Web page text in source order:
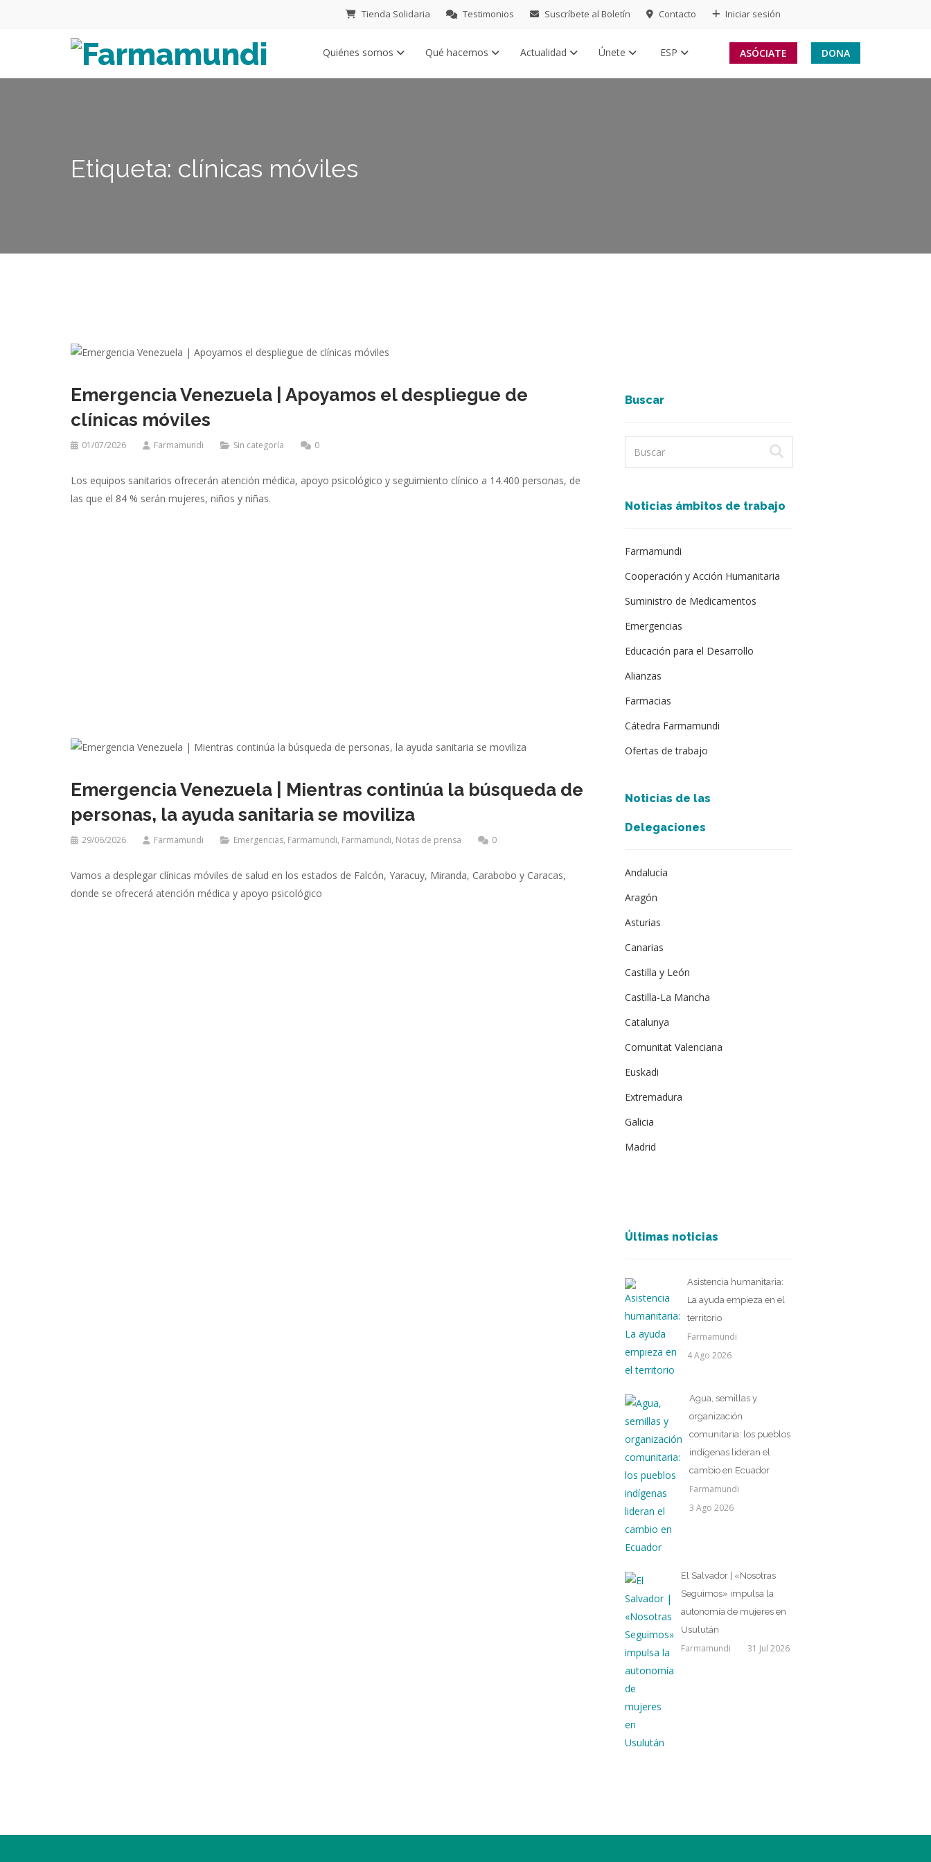
Tienda Solidaria Testimonios Suscríbete al Boletín Contacto Iniciar sesión
DONA
ASÓCIATE
Quiénes somos Qué hacemos Actualidad Únete ESP
Etiqueta: clínicas móviles
Emergencia Venezuela | Apoyamos el despliegue de
clínicas móviles
01/07/2026 Farmamundi Sin categoría 0
Los equipos sanitarios ofrecerán atención médica, apoyo psicológico y seguimiento clínico a 14.400 personas, de
las que el 84 % serán mujeres, niños y niñas.
Emergencia Venezuela | Mientras continúa la búsqueda de
personas, la ayuda sanitaria se moviliza
29/06/2026 Farmamundi Emergencias, Farmamundi, Farmamundi, Notas de prensa 0
Vamos a desplegar clínicas móviles de salud en los estados de Falcón, Yaracuy, Miranda, Carabobo y Caracas,
donde se ofrecerá atención médica y apoyo psicológico
Buscar
Noticias ámbitos de trabajo
Farmamundi
Cooperación y Acción Humanitaria
Suministro de Medicamentos
Emergencias
Educación para el Desarrollo
Alianzas
Farmacias
Cátedra Farmamundi
Ofertas de trabajo
Noticias de las
Delegaciones
Andalucía
Aragón
Asturias
Canarias
Castilla y León
Castilla-La Mancha
Catalunya
Comunitat Valenciana
Euskadi
Extremadura
Galicia
Madrid
Últimas noticias
Asistencia humanitaria:
La ayuda empieza en el
territorio
Farmamundi
4 Ago 2026
Agua, semillas y
organización
comunitaria: los pueblos
indígenas lideran el
cambio en Ecuador
Farmamundi
3 Ago 2026
El Salvador | «Nosotras
Seguimos» impulsa la
autonomía de mujeres en
Usulután
Farmamundi 31 Jul 2026